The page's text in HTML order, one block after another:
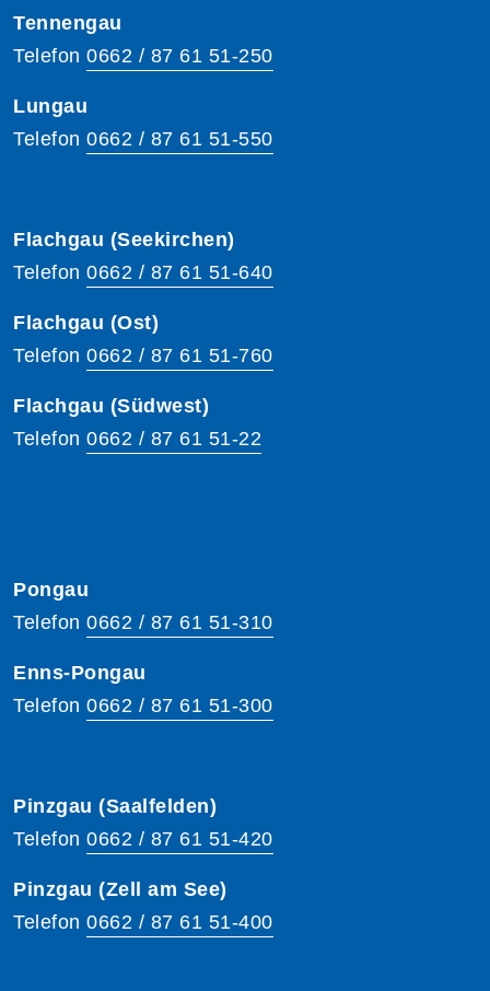
Tennengau
Telefon 0662 / 87 61 51-250
Lungau
Telefon 0662 / 87 61 51-550
Flachgau (Seekirchen)
Telefon 0662 / 87 61 51-640
Flachgau (Ost)
Telefon 0662 / 87 61 51-760
Flachgau (Südwest)
Telefon 0662 / 87 61 51-22
Pongau
Telefon 0662 / 87 61 51-310
Enns-Pongau
Telefon 0662 / 87 61 51-300
Pinzgau (Saalfelden)
Telefon 0662 / 87 61 51-420
Pinzgau (Zell am See)
Telefon 0662 / 87 61 51-400